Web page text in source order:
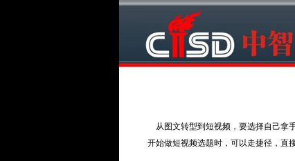
从图文转型到短视频，要选择自己拿
开始做短视频选题时，可以走捷径，直